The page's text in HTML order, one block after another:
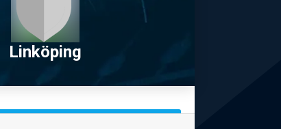
Linköping